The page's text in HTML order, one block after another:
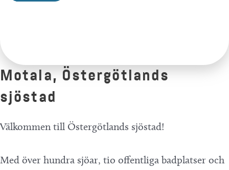
Motala, Östergötlands
sjöstad
Välkommen till Östergötlands sjöstad!
Med över hundra sjöar, tio offentliga badplatser och